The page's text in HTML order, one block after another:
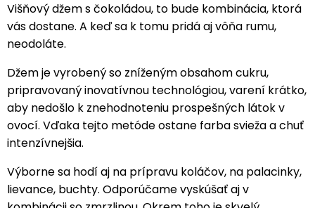
Višňový džem s čokoládou, to bude kombinácia, ktorá
vás dostane. A keď sa k tomu pridá aj vôňa rumu,
neodoláte.
Džem je vyrobený so zníženým obsahom cukru,
pripravovaný inovatívnou technológiou, varení krátko,
aby nedošlo k znehodnoteniu prospešných látok v
ovocí. Vďaka tejto metóde ostane farba svieža a chuť
intenzívnejšia.
Výborne sa hodí aj na prípravu koláčov, na palacinky,
lievance, buchty. Odporúčame vyskúšať aj v